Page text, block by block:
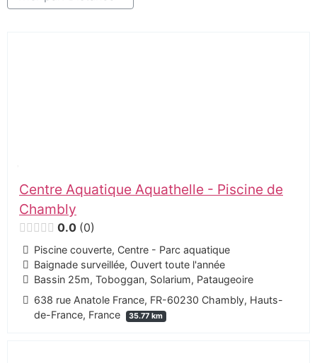
Centre Aquatique Aquathelle - Piscine de
Chambly
0.0 0
Piscine couverte, Centre - Parc aquatique
Baignade surveillée, Ouvert toute l'année
Bassin 25m, Toboggan, Solarium, Pataugeoire
638 rue Anatole France, FR-60230 Chambly, Hauts-
de-France, France
35.77 km